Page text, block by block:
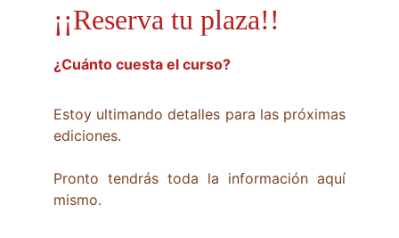
¡¡Reserva tu plaza!!
¿Cuánto cuesta el curso?
Estoy ultimando detalles para las próximas
ediciones.
Pronto tendrás toda la información aquí
mismo.